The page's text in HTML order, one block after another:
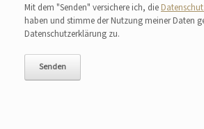
Mit dem "Senden" versichere ich, die
haben und stimme der Nutzung meiner Daten
Datenschutzerklärung zu.